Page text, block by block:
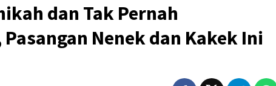
dan Tak Pernah
Nenek dan Kakek Ini